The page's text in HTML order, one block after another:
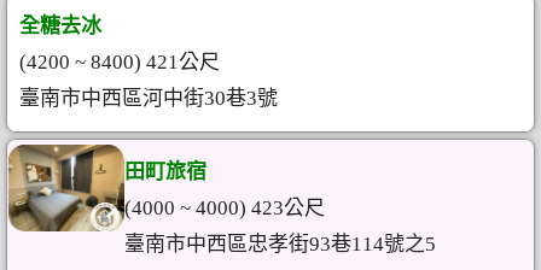
全糖去冰
(4200 ~ 8400) 421公尺
臺南市中西區河中街30巷3號
田町旅宿
(4000 ~ 4000) 423公尺
臺南市中西區忠孝街93巷114號之5